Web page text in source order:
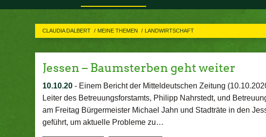
CLAUDIA DALBERT MEINE THEMEN LANDWIRTSCHAFT
Jessen – Baumsterben geht weiter
10.10.20 - Einem Bericht der Mitteldeutschen Zeitung
Leiter des Betreuungsforstamts, Philipp Nahrstedt, und
am Freitag Bürgermeister Michael Jahn und Stadträte in den
geführt, um aktuelle Probleme zu…